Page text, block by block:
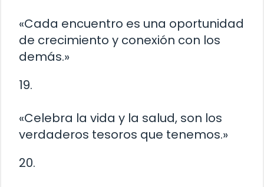
«Cada encuentro es una oportunidad
de crecimiento y conexión con los
demás.»
19.
«Celebra la vida y la salud, son los
verdaderos tesoros que tenemos.»
20.